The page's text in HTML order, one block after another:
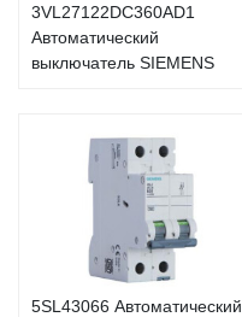
3VL27122DC360AD1
Автоматический
выключатель SIEMENS
5SL43066 Автоматический